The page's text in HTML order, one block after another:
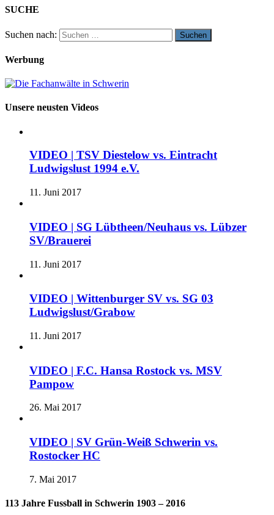
SUCHE
Suchen nach:
Werbung
Unsere neusten Videos
VIDEO | TSV Diestelow vs. Eintracht
Ludwigslust 1994 e.V.
11. Juni 2017
VIDEO | SG Lübtheen/Neuhaus vs. Lübzer
SV/Brauerei
11. Juni 2017
VIDEO | Wittenburger SV vs. SG 03
Ludwigslust/Grabow
11. Juni 2017
VIDEO | F.C. Hansa Rostock vs. MSV
Pampow
26. Mai 2017
VIDEO | SV Grün-Weiß Schwerin vs.
Rostocker HC
7. Mai 2017
113 Jahre Fussball in Schwerin 1903 – 2016